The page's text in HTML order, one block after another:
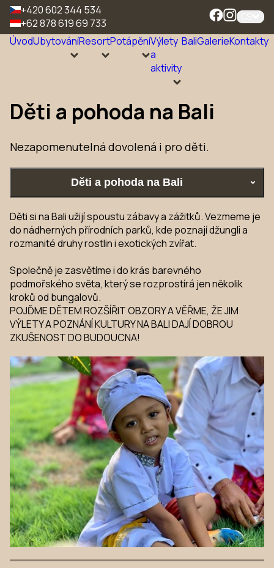
+420 602 344 534
+62 878 619 69 733
ÚvodUbytováníResortPotápěníVýlety
a
aktivity
BaliGalerieKontakty
Děti a pohoda na Bali
Nezapomenutelná dovolená i pro děti.
Děti a pohoda na Bali
Děti si na Bali užijí spoustu zábavy a zážitků. Vezmeme je
do nádherných přírodních parků, kde poznají džungli a
rozmanité druhy rostlin i exotických zvířat.
Společně je zasvětíme i do krás barevného
podmořského světa, který se rozprostírá jen několik
kroků od bungalovů.
POJĎME DĚTEM ROZŠÍŘIT OBZORY A VĚŘME, ŽE JIM
VÝLETY A POZNÁNÍ KULTURY NA BALI DAJÍ DOBROU
ZKUŠENOST DO BUDOUCNA!